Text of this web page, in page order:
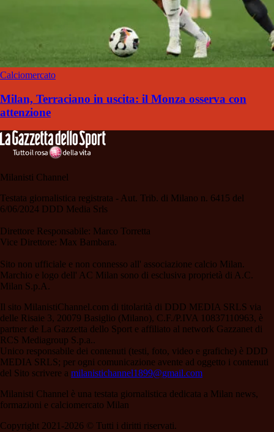
Calciomercato
Milan, Terraciano in uscita: il Monza osserva con
attenzione
Milanisti Channel
Testata giornalistica registrata - Aut. Trib. di Milano n. 6415 del
6/06/2024 DDD Media Srls
Direttore Responsabile: Marco Torretta
Vice Direttore: Max Bambara.
Sito non ufficiale e non connesso all' associazione calcio Milan.
Marchio e logo dell' AC Milan sono di esclusiva proprietà di A.C.
Milan S.p.A.
Il sito MilanistiChannel.com di titolarità di DDD MEDIA SRLS via
delle Risaie 3, 20079 Basiglio (Milano), C.F./P.IVA 10837110963, è
partner de La Gazzetta dello Sport e affiliato al network Gazzanet di
RCS Mediagroup S.p.a..
Unico responsabile dei contenuti (testi, foto, video e grafiche) è DDD
MEDIA SRLS; per ogni comunicazione avente ad oggetto i contenuti
del Sito scrivere a milanistichannel1899@gmail.com
Milanisti Channel è una testata giornalistica dedicata a Milan news,
formazioni e calciomercato Milan
Copyright 2021-2026 © Tutti i diritti riservati.